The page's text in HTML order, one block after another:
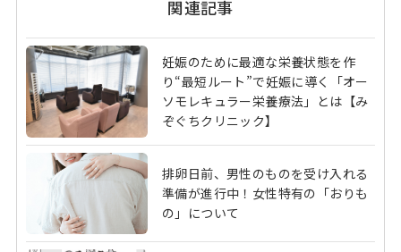
関連記事
妊娠のために最適な栄養状態を作
り“最短ルート”で妊娠に導く「オー
ソモレキュラー栄養療法」とは【み
ぞぐちクリニック】
排卵日前、男性のものを受け入れる
準備が進行中！女性特有の「おりも
の」について